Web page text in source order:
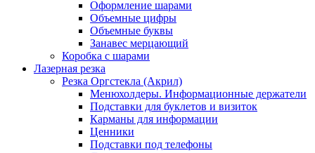
Оформление шарами
Объемные цифры
Объемные буквы
Занавес мерцающий
Коробка с шарами
Лазерная резка
Резка Оргстекла (Акрил)
Менюхолдеры. Информационные держатели
Подставки для буклетов и визиток
Карманы для информации
Ценники
Подставки под телефоны